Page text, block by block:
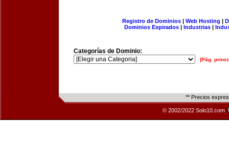
Registro de Dominios| Web Hosting |
Dominios Expirados | Industrias |
Categorías de Dominio:
[Pág.
** Precios
© 2002/2022 Solo10.com